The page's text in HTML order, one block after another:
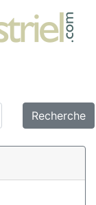
Recherche